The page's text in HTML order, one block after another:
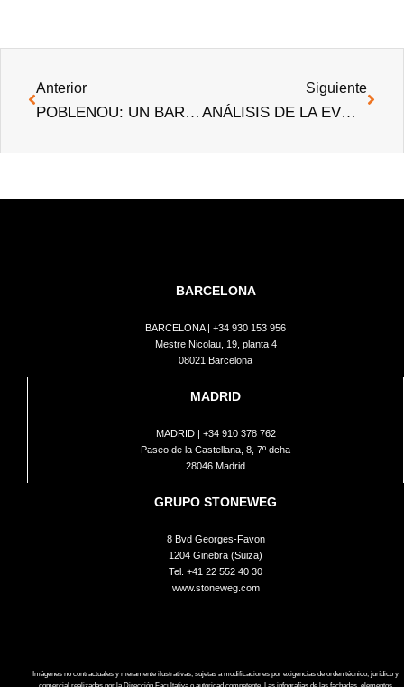
Anterior
POBLENOU: UN BARRIO QUE SE REINVENTA
Siguiente
ANÁLISIS DE LA EVOLUCIÓN DEL PRECIO DE LA VIVIENDA EN 2019
BARCELONA
BARCELONA | +34 930 153 956
Mestre Nicolau, 19, planta 4
08021 Barcelona
MADRID
MADRID | +34 910 378 762
Paseo de la Castellana, 8, 7º dcha
28046 Madrid
GRUPO STONEWEG
8 Bvd Georges-Favon
1204 Ginebra (Suiza)
Tel. +41 22 552 40 30
www.stoneweg.com
Imágenes no contractuales y meramente ilustrativas, sujetas a modificaciones por exigencias de orden técnico, jurídico y
comercial realizadas por la Dirección Facultativa o autoridad competente. Las infografías de las fachadas, elementos